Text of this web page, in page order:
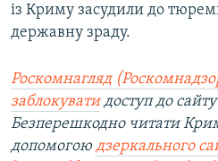
із Криму засудили до
державну зраду.
Роскомнагляд
заблокуватидоступ до сайту
Безперешкодно читати
допомогою дзеркального